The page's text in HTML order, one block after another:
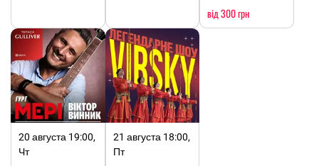
від 300 грн
20 августа 19:00,
Чт
21 августа 18:00,
Пт